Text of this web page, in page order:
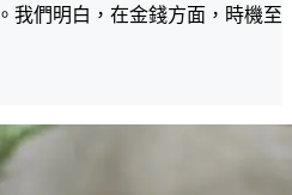
。我們明白，在金錢方面，時機至